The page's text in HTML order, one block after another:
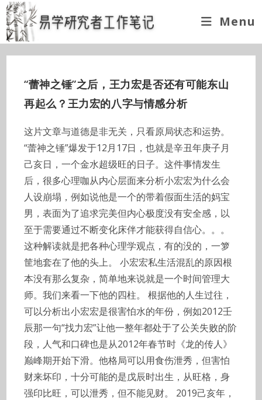
Skip
to
content
Menu
“蕾神之锤”之后，王力宏是否还有可能东山
再起么？王力宏的八字与情感分析
这片文章与道德是非无关，只看原局状态和运势。
“蕾神之锤”爆发于12月17日，也就是辛丑年庚子月
己亥日，一个金水超级旺的日子。这件事情发生
后，很多心理咖从内心层面来分析小宏宏为什么会
人设崩塌，例如说他是一个的带着假面生活的妈宝
男，表面为了追求完美但内心极度没有安全感，以
至于需要通过不断变化床伴才能获得自信心。。。
这种解读就是把各种心理学观点，有的没的，一箩
筐地套在了他的头上。 小宏宏私生活混乱的原因根
本没有那么复杂，简单地来说就是一个时间管理大
师。我们来看一下他的四柱。 根据他的人生过往，
可以分析出小宏宏是很害怕水的年份，例如2012壬
辰那一句“找力宏”让他一整年都处于了公关失败的阶
段，人气和口碑也是从2012年春节时《龙的传人》
巅峰期开始下滑。他格局可以用食伤泄秀，但害怕
财来坏印，十分可能的是戊辰时出生，从旺格，身
强印比旺，可以泄秀，但不能见财。 2019己亥年，